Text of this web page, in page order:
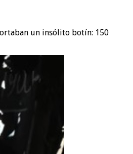
un insólito botín: 150